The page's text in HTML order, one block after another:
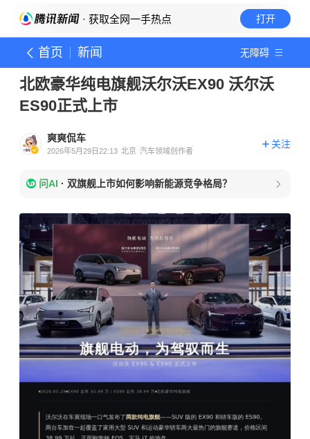
· 获取全网一手热点 打开
首页 新闻 无障碍
北欧豪华纯电旗舰沃尔沃EX90 沃尔沃
ES90正式上市
爽爽侃车
2026年5月29日22:13 北京 汽车领域创作者
关注
问AI · 双旗舰上市如何影响新能源竞争格局？